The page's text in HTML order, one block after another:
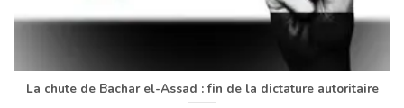
La chute de Bachar el-Assad : fin de la dictature autoritaire